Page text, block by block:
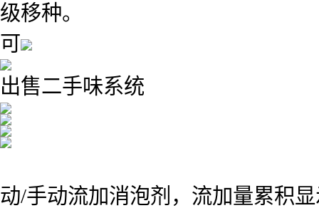
级移种。
可
出售二手味系统
动/手动流加消泡剂，流加量累积